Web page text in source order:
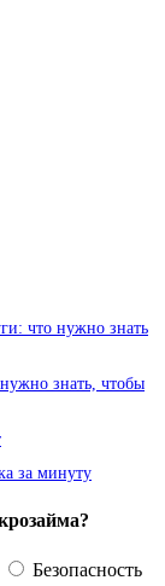
что нужно знать
знать, чтобы
за минуту
Безопасность